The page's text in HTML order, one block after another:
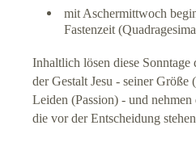
Links
mit Aschermittwoch
Fastenzeit
Inhaltlich lösen diese
der Gestalt Jesu - seiner Größe
Leiden (Passion) - und
die vor der Entscheidung